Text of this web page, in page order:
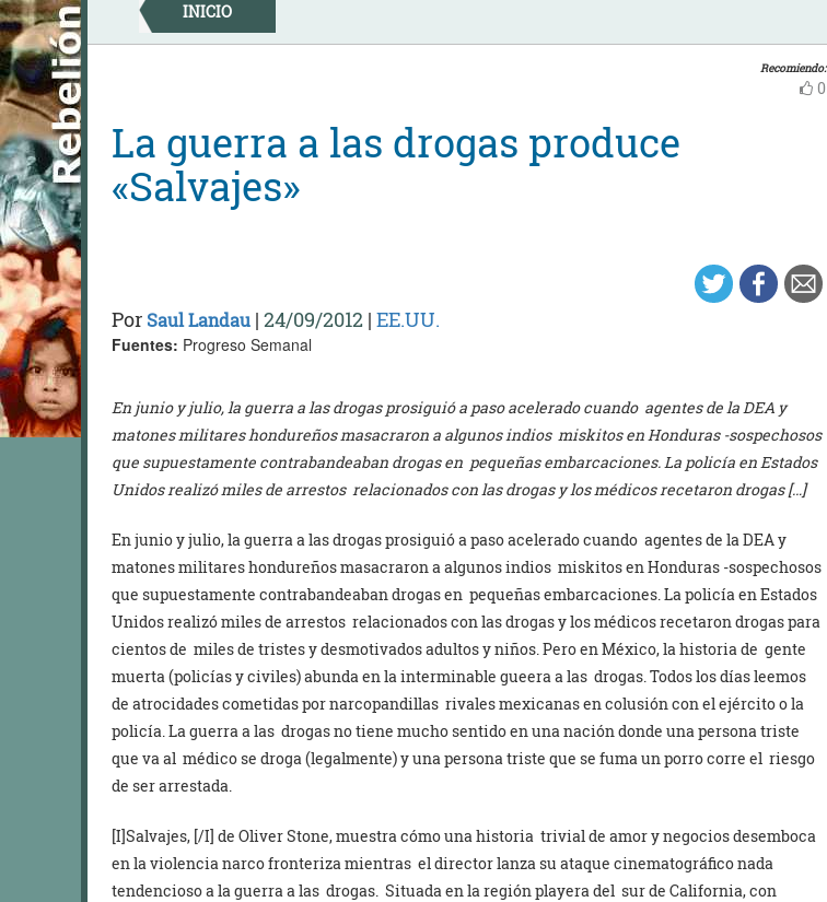
Skip
to
content
INICIO
Recomiendo:
0
La guerra a las drogas produce
«Salvajes»
Por Saul Landau | 24/09/2012 | EE.UU.
Fuentes: Progreso Semanal
En junio y julio, la guerra a las drogas prosiguió a paso acelerado cuando agentes de la DEA y
matones militares hondureños masacraron a algunos indios miskitos en Honduras -sospechosos
que supuestamente contrabandeaban drogas en pequeñas embarcaciones. La policía en Estados
Unidos realizó miles de arrestos relacionados con las drogas y los médicos recetaron drogas […]
En junio y julio, la guerra a las drogas prosiguió a paso acelerado cuando agentes de la DEA y
matones militares hondureños masacraron a algunos indios miskitos en Honduras -sospechosos
que supuestamente contrabandeaban drogas en pequeñas embarcaciones. La policía en Estados
Unidos realizó miles de arrestos relacionados con las drogas y los médicos recetaron drogas para
cientos de miles de tristes y desmotivados adultos y niños. Pero en México, la historia de gente
muerta (policías y civiles) abunda en la interminable gueera a las drogas. Todos los días leemos
de atrocidades cometidas por narcopandillas rivales mexicanas en colusión con el ejército o la
policía. La guerra a las drogas no tiene mucho sentido en una nación donde una persona triste
que va al médico se droga (legalmente) y una persona triste que se fuma un porro corre el riesgo
de ser arrestada.
[I]Salvajes, [/I] de Oliver Stone, muestra cómo una historia trivial de amor y negocios desemboca
en la violencia narco fronteriza mientras el director lanza su ataque cinematográfico nada
tendencioso a la guerra a las drogas. Situada en la región playera del sur de California, con